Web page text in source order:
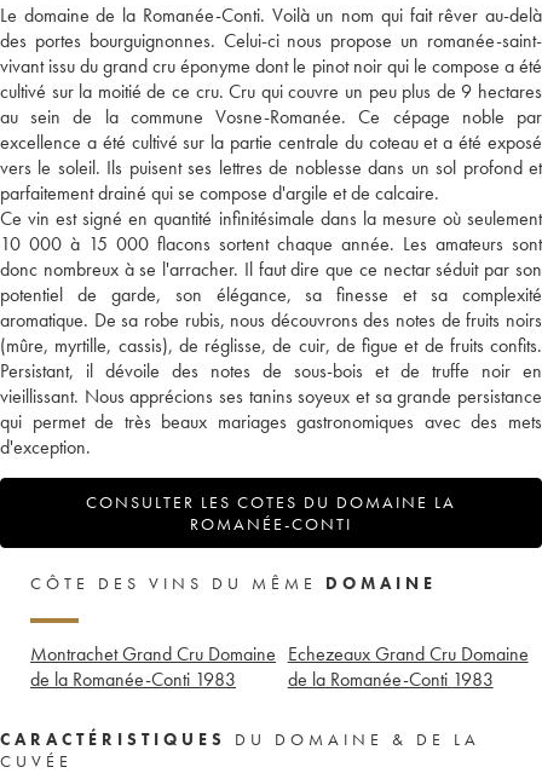
Le domaine de la Romanée-Conti. Voilà un nom qui fait rêver au-delà
des portes bourguignonnes. Celui-ci nous propose un romanée-saint-
vivant issu du grand cru éponyme dont le pinot noir qui le compose a été
cultivé sur la moitié de ce cru. Cru qui couvre un peu plus de 9 hectares
au sein de la commune Vosne-Romanée. Ce cépage noble par
excellence a été cultivé sur la partie centrale du coteau et a été exposé
vers le soleil. Ils puisent ses lettres de noblesse dans un sol profond et
parfaitement drainé qui se compose d'argile et de calcaire.
Ce vin est signé en quantité infinitésimale dans la mesure où seulement
10 000 à 15 000 flacons sortent chaque année. Les amateurs sont
donc nombreux à se l'arracher. Il faut dire que ce nectar séduit par son
potentiel de garde, son élégance, sa finesse et sa complexité
aromatique. De sa robe rubis, nous découvrons des notes de fruits noirs
(mûre, myrtille, cassis), de réglisse, de cuir, de figue et de fruits confits.
Persistant, il dévoile des notes de sous-bois et de truffe noir en
vieillissant. Nous apprécions ses tanins soyeux et sa grande persistance
qui permet de très beaux mariages gastronomiques avec des mets
d'exception.
CONSULTER LES COTES DU DOMAINE LA
ROMANÉE-CONTI
CÔTE DES VINS DU MÊME DOMAINE
Montrachet Grand Cru Domaine
de la Romanée-Conti 1983
Echezeaux Grand Cru Domaine
de la Romanée-Conti 1983
CARACTÉRISTIQUES
DU DOMAINE & DE LA
CUVÉE